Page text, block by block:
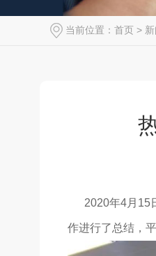
当前位置： 首页 >
2020年4月15日
作进行了总结，